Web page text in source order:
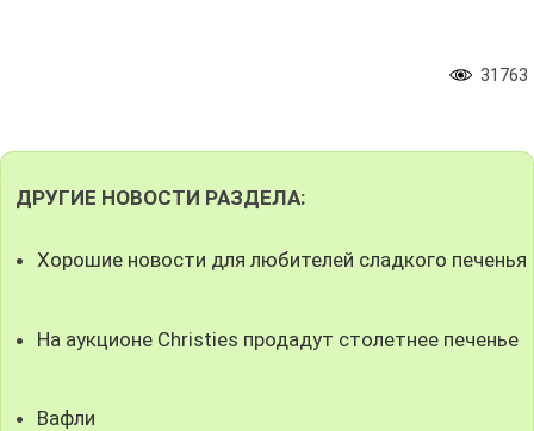
31763
ДРУГИЕ НОВОСТИ РАЗДЕЛА:
Хорошие новости для любителей сладкого печенья
На аукционе Christies продадут столетнее печенье
Вафли